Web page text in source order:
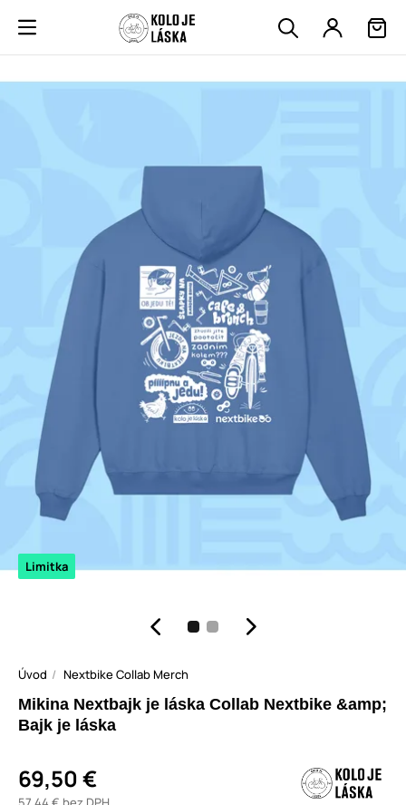
Limitka
Úvod Nextbike Collab Merch
Mikina Nextbajk je láska Collab Nextbike &amp;
Bajk je láska
69,50 €